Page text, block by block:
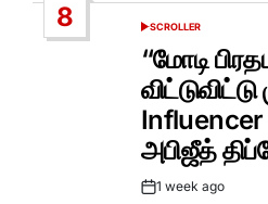
8
POSTED
IN
SCROLLER
“மோடி
விட்டுவிட்டு
அபிஜீத்
Post1 week ago